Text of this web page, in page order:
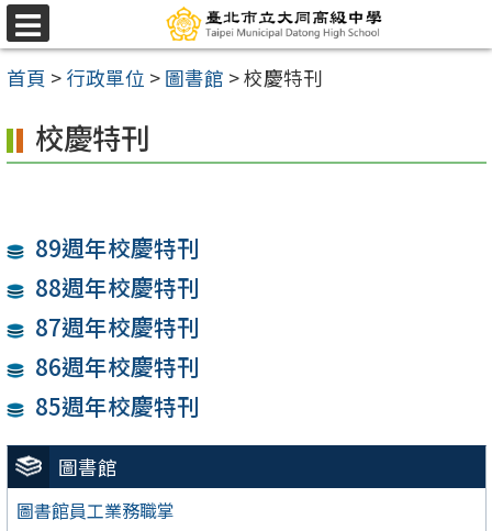
跳
至
主
內
選
單
首頁 > 行政單位 > 圖書館 >校慶特刊
圖書館
圖書館員工業務職掌
校慶特刊
89週年校慶特刊
88週年校慶特刊
87週年校慶特刊
86週年校慶特刊
85週年校慶特刊